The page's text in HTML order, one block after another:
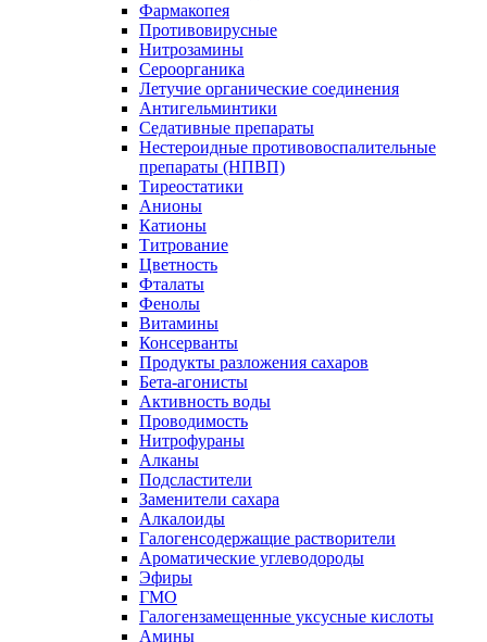
Фармакопея
Противовирусные
Нитрозамины
Сероорганика
Летучие органические соединения
Антигельминтики
Седативные препараты
Нестероидные противовоспалительные
препараты (НПВП)
Тиреостатики
Анионы
Катионы
Титрование
Цветность
Фталаты
Фенолы
Витамины
Консерванты
Продукты разложения сахаров
Бета-агонисты
Активность воды
Проводимость
Нитрофураны
Алканы
Подсластители
Заменители сахара
Алкалоиды
Галогенсодержащие растворители
Ароматические углеводороды
Эфиры
ГМО
Галогензамещенные уксусные кислоты
Амины